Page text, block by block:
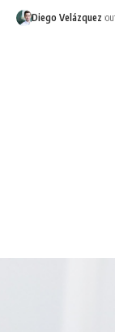
Diego Velázquez